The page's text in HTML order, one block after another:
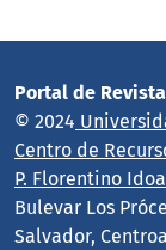
Portal de
© 2024
Centro de
P. Florentino
Bulevar Los
Salvador,